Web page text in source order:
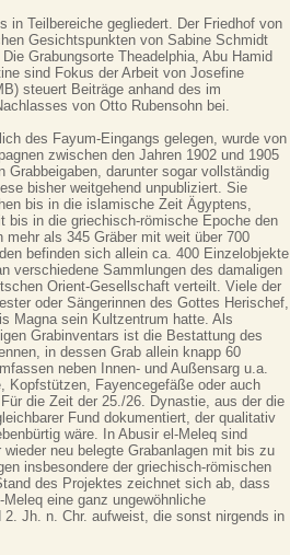
in Teilbereiche gegliedert. Der Friedhof von
Gesichtspunkten von Sabine Schmidt
Grabungsorte Theadelphia, Abu Hamid
sind Fokus der Arbeit von Josefine
steuert Beiträge anhand des im
von Otto Rubensohn bei.
des Fayum-Eingangs gelegen, wurde von
zwischen den Jahren 1902 und 1905
Grabbeigaben, darunter sogar vollständig
bisher weitgehend unpubliziert. Sie
bis in die islamische Zeit Ägyptens,
bis in die griechisch-römische Epoche den
als 345 Gräber mit weit über 700
befinden sich allein ca. 400 Einzelobjekte
verschiedene Sammlungen des damaligen
Orient-Gesellschaft verteilt. Viele der
oder Sängerinnen des Gottes Herischef,
Magna sein Kultzentrum hatte. Als
Grabinventars ist die Bestattung des
in dessen Grab allein knapp 60
neben Innen- und Außensarg u.a.
Kopfstützen, Fayencegefäße oder auch
die Zeit der 25./26. Dynastie, aus der die
Fund dokumentiert, der qualitativ
wäre. In Abusir el-Meleq sind
neu belegte Grabanlagen mit bis zu
insbesondere der griechisch-römischen
des Projektes zeichnet sich ab, dass
eine ganz ungewöhnliche
Jh. n. Chr. aufweist, die sonst nirgends in